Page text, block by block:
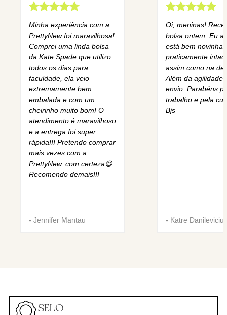
Minha experiência com a
PrettyNew foi maravilhosa!
Comprei uma linda bolsa
da Kate Spade que utilizo
todos os dias para
faculdade, ela veio
extremamente bem
embalada e com um
cheirinho muito bom! O
atendimento é maravilhoso
e a entrega foi super
rápida!!! Pretendo comprar
mais vezes com a
PrettyNew, com certeza😄
Recomendo demais!!!
- Jennifer Mantau
Oi, meninas!
bolsa ontem. Eu
está bem novinha,
praticamente
assim como na
Além da agilidade
envio. Parabéns
trabalho e pela
Bjs
- Katre Danilevicius
SELO